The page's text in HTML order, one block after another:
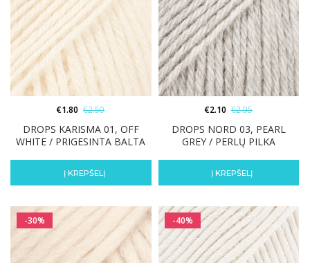
DROPS KARISMA 01, OFF
WHITE / PRIGESINTA BALTA
€1.80 €2.50
Į KREPŠELĮ
DROPS NORD 03, PEARL
GREY / PERLŲ PILKA
€2.10 €2.95
Į KREPŠELĮ
-30% -40%